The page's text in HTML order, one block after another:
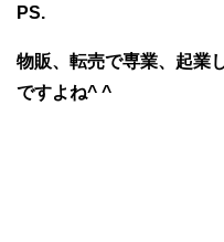
PS.
物販、転売で専業、起業
ですよね^ ^